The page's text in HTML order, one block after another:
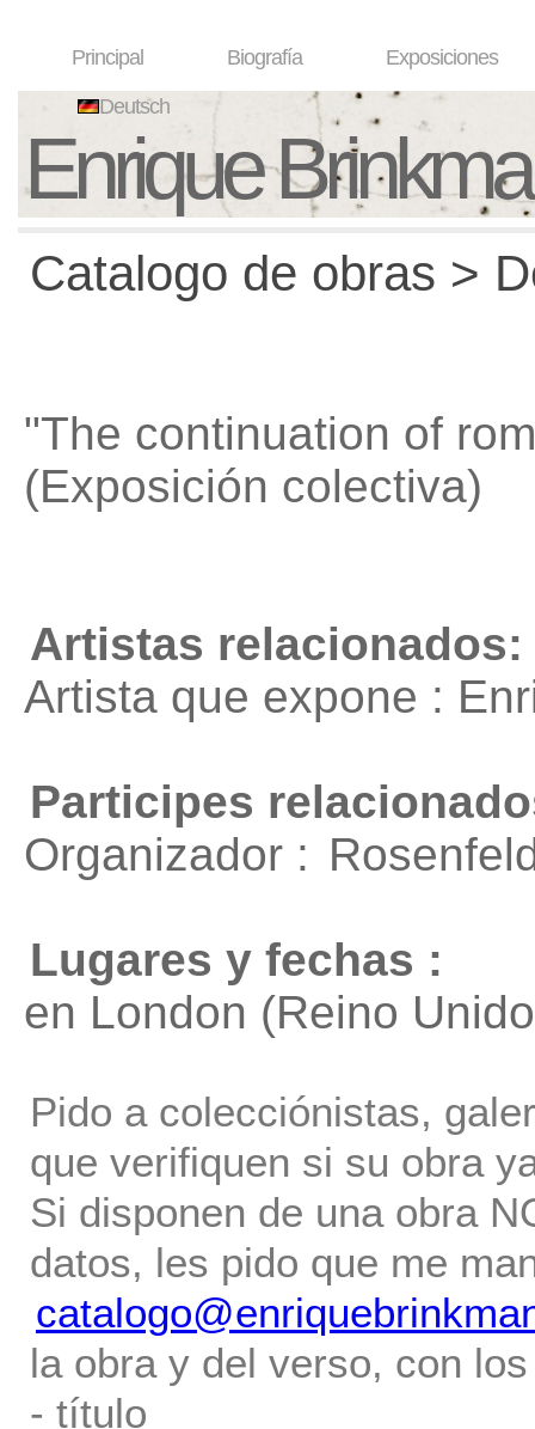
Principal Biografía Exposiciones
Deutsch
Enrique
Catalogo de obras >
"The continuation of
(Exposición colectiva)
Artistas relacionados:
Artista que expone :
Participes
Organizador :
Lugares y fechas :
en London (Reino
Pido a colecciónistas,
que verifiquen si su obra
Si disponen de una obra
datos, les pido que me
la obra y del verso, con
- título